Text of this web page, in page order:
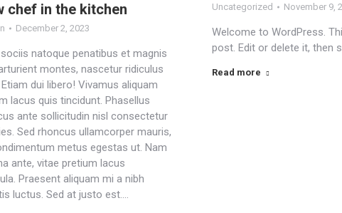
chef in the kitchen
December 2, 2023
natoque penatibus et magnis
montes, nascetur ridiculus
dui libero! Vivamus aliquam
lacus quis tincidunt. Phasellus
ante sollicitudin nisl consectetur
Sed rhoncus ullamcorper mauris,
metus egestas ut. Nam
ante, vitae pretium lacus
Praesent aliquam mi a nibh
luctus. Sed at justo est.…
Uncategorized November 9,
Welcome to WordPress.
post. Edit or delete it, then
Read more